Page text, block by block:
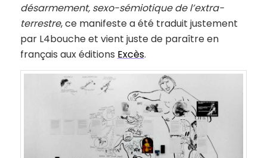
désarmement, sexo-sémiotique de l’extra-
terrestre, ce manifeste a été traduit justement
par L4bouche et vient juste de paraître en
français aux éditions Excès.